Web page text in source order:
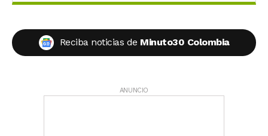
Reciba noticias de Minuto30 Colombia
ANUNCIO